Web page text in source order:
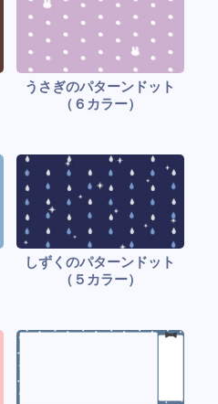
うさぎのパターンドット
（６カラー）
しずくのパターンドット
（５カラー）